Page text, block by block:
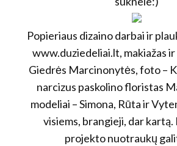
Popieriaus dizaino darbai ir
www.duziedeliai.lt, makiažas
Giedrės Marcinonytės, foto –
narcizus paskolino floristas
modeliai – Simona, Rūta ir
visiems, brangieji, dar kartą.
projekto nuotraukų